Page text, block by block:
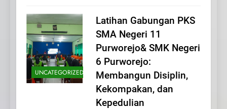
UNCATEGORIZED
Latihan Gabungan PKS
SMA Negeri 11
Purworejo& SMK Negeri
6 Purworejo:
Membangun Disiplin,
Kekompakan, dan
Kepedulian